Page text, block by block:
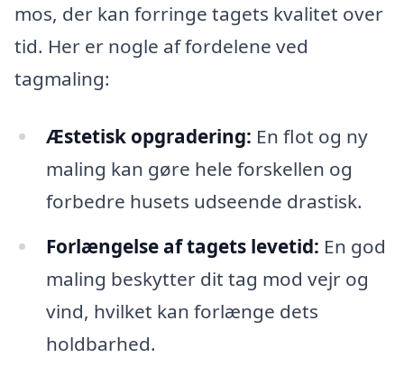
mos, der kan forringe tagets kvalitet over
tid. Her er nogle af fordelene ved
tagmaling:
Æstetisk opgradering: En flot og ny
maling kan gøre hele forskellen og
forbedre husets udseende drastisk.
Forlængelse af tagets levetid: En god
maling beskytter dit tag mod vejr og
vind, hvilket kan forlænge dets
holdbarhed.